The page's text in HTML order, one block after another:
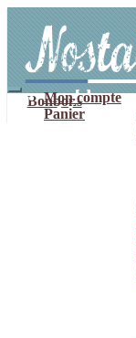
navigation
contenu
Mon compte
Panier
Bonbons